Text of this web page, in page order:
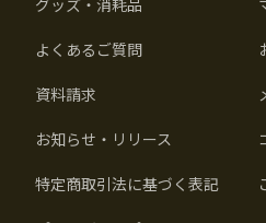
グッズ・消耗品
よくあるご質問
資料請求
お知らせ・リリース
特定商取引法に基づく表記